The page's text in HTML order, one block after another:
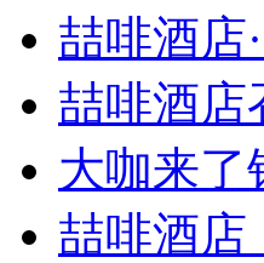
喆啡酒店
喆啡酒店
大咖来了
喆啡酒店